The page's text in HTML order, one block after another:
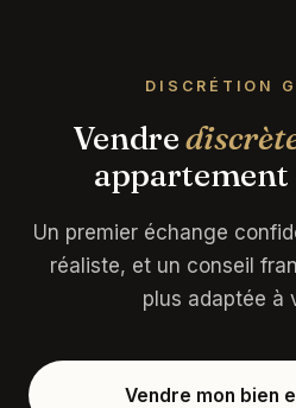
DISCRÉTION
Vendre
appartement
Un premier échange
réaliste, et un conseil
plus adaptée à
Vendre mon bien